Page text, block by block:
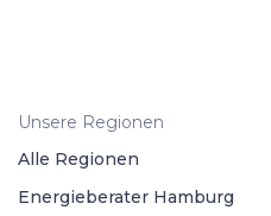
Unsere Regionen
Alle Regionen
Energieberater Hamburg